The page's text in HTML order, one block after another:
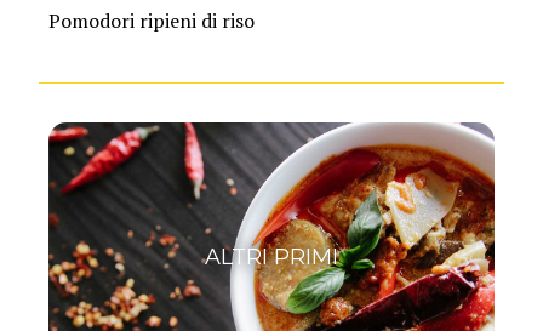
Pomodori ripieni di riso
ALTRI PRIMI